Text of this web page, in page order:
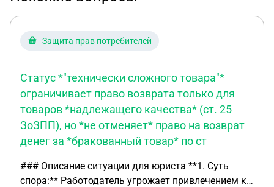
Защита прав потребителей
Статус *"технически сложного товара"*
ограничивает право возврата только для
товаров *надлежащего качества* (ст. 25
ЗоЗПП), но *не отменяет* право на возврат
денег за *бракованный товар* по ст
### Описание ситуации для юриста **1. Суть
спора:** Работодатель угрожает привлечением к